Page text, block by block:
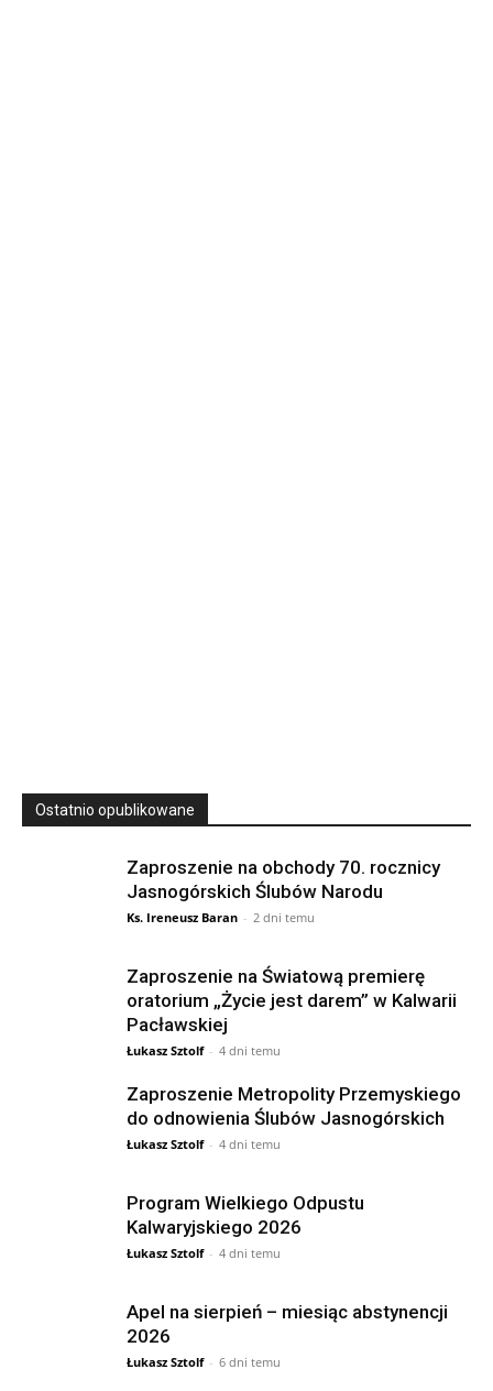
Ostatnio opublikowane
Zaproszenie na obchody 70. rocznicy
Jasnogórskich Ślubów Narodu
Ks. Ireneusz Baran - 2 dni temu
Zaproszenie na Światową premierę
oratorium „Życie jest darem” w Kalwarii
Pacławskiej
Łukasz Sztolf - 4 dni temu
Zaproszenie Metropolity Przemyskiego
do odnowienia Ślubów Jasnogórskich
Łukasz Sztolf - 4 dni temu
Program Wielkiego Odpustu
Kalwaryjskiego 2026
Łukasz Sztolf - 4 dni temu
Apel na sierpień – miesiąc abstynencji
2026
Łukasz Sztolf - 6 dni temu